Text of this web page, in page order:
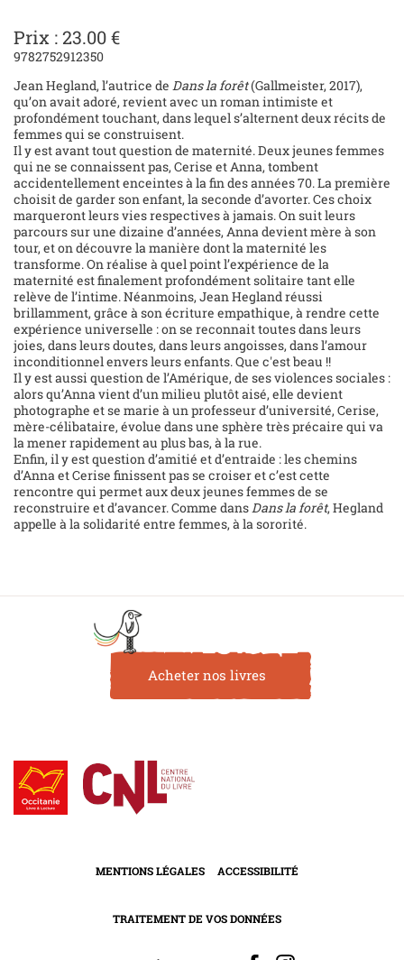
Prix : 23.00 €
9782752912350
Jean Hegland, l’autrice de Dans la forêt(Gallmeister, 2017),
qu’on avait adoré, revient avec un roman intimiste et
profondément touchant, dans lequel s’alternent deux récits de
femmes qui se construisent.
Il y est avant tout question de maternité. Deux jeunes femmes
qui ne se connaissent pas, Cerise et Anna, tombent
accidentellement enceintes à la fin des années 70. La première
choisit de garder son enfant, la seconde d’avorter. Ces choix
marqueront leurs vies respectives à jamais. On suit leurs
parcours sur une dizaine d’années, Anna devient mère à son
tour, et on découvre la manière dont la maternité les
transforme. On réalise à quel point l’expérience de la
maternité est finalement profondément solitaire tant elle
relève de l’intime. Néanmoins, Jean Hegland réussi
brillamment, grâce à son écriture empathique, à rendre cette
expérience universelle : on se reconnait toutes dans leurs
joies, dans leurs doutes, dans leurs angoisses, dans l’amour
inconditionnel envers leurs enfants. Que c'est beau !!
Il y est aussi question de l’Amérique, de ses violences sociales :
alors qu’Anna vient d’un milieu plutôt aisé, elle devient
photographe et se marie à un professeur d’université, Cerise,
mère-célibataire, évolue dans une sphère très précaire qui va
la mener rapidement au plus bas, à la rue.
Enfin, il y est question d’amitié et d’entraide : les chemins
d’Anna et Cerise finissent pas se croiser et c’est cette
rencontre qui permet aux deux jeunes femmes de se
reconstruire et d’avancer. Comme dansDans la forêt, Hegland
appelle à la solidarité entre femmes, à la sororité.
Acheter nos livres
MENTIONS LÉGALES ACCESSIBILITÉ
TRAITEMENT DE VOS DONNÉES